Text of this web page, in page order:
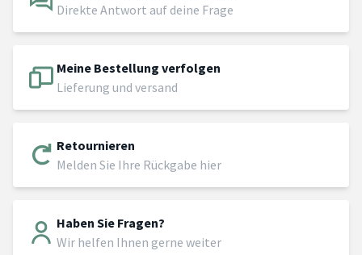
Direkte Antwort auf deine Frage
Meine Bestellung verfolgen
Lieferung und versand
Retournieren
Melden Sie Ihre Rückgabe hier
Haben Sie Fragen?
Wir helfen Ihnen gerne weiter